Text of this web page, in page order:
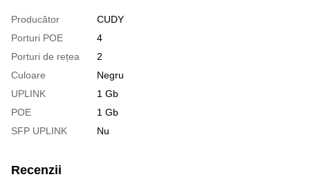
Producător
CUDY
Porturi POE
4
Porturi de rețea
2
Culoare
Negru
UPLINK
1 Gb
POE
1 Gb
SFP UPLINK
Nu
Recenzii